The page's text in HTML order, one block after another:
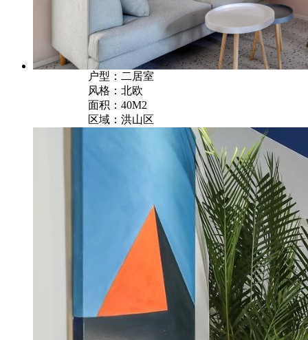
户型：二居室
风格：北欧
面积：40M2
区域：洪山区